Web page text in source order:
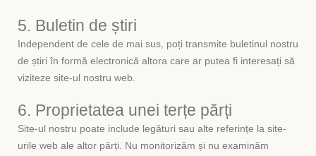
5. Buletin de știri
Independent de cele de mai sus, poți transmite buletinul nostru
de știri în formă electronică altora care ar putea fi interesați să
viziteze site-ul nostru web.
6. Proprietatea unei terțe părți
Site-ul nostru poate include legături sau alte referințe la site-
urile web ale altor părți. Nu monitorizăm și nu examinăm